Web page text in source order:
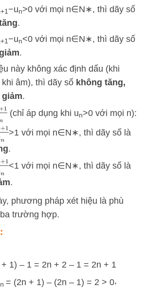
+1−un>0 với mọi n∈N∗, thì dãy số
.
+1−un<0 với mọi n∈N∗, thì dãy số
.
này không xác định dấu (khi
âm), thì dãy số không tăng,
.
(chỉ áp dụng khi un>0với mọi n):
>1với mọi n∈N∗, thì dãy số là
.
<1với mọi n∈N∗, thì dãy số là
.
phương pháp xét hiệu là phù
trường hợp.
+ 1) – 1 = 2n + 2 – 1 = 2n + 1
n = (2n + 1) – (2n – 1) = 2 > 0,